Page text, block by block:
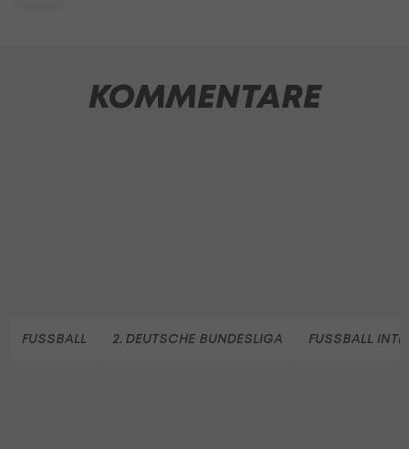
KOMMENTARE
FUSSBALL 2. DEUTSCHE BUNDESLIGA FUSSBALL